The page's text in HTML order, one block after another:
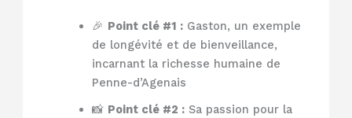
🎉 Point clé #1 :Gaston, un exemple
de longévité et de bienveillance,
incarnant la richesse humaine de
Penne-d’Agenais
📸 Point clé #2 :Sa passion pour la